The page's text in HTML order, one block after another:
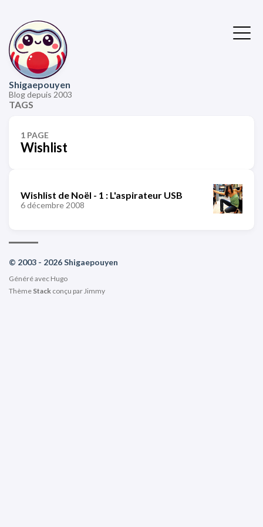
Shigaepouyen
Blog depuis 2003
TAGS
1 PAGE
Wishlist
Wishlist de Noël - 1 : L'aspirateur USB
6 décembre 2008
© 2003 - 2026 Shigaepouyen
Généré avec Hugo
Thème Stack conçu parJimmy